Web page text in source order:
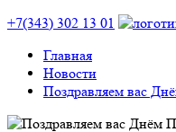
+7(343) 302 13 01
Главная
Новости
Поздравляем вас